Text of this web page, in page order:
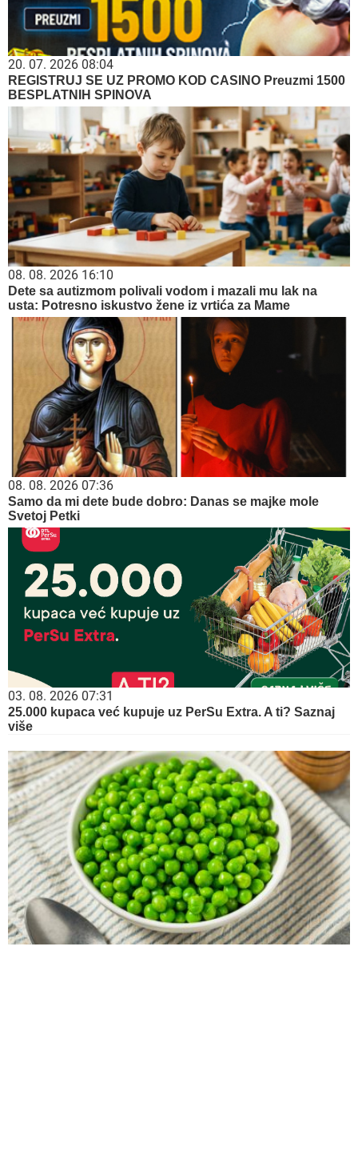
20. 07. 2026 08:04
REGISTRUJ SE UZ PROMO KOD CASINO Preuzmi 1500
BESPLATNIH SPINOVA
08. 08. 2026 16:10
Dete sa autizmom polivali vodom i mazali mu lak na
usta: Potresno iskustvo žene iz vrtića za Mame
08. 08. 2026 07:36
Samo da mi dete bude dobro: Danas se majke mole
Svetoj Petki
03. 08. 2026 07:31
25.000 kupaca već kupuje uz PerSu Extra. A ti? Saznaj
više